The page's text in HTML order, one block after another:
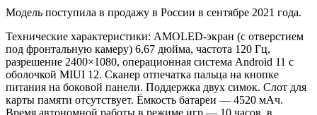
Модель поступила в продажу в России в сентябре 2021 года.
Технические характеристики: AMOLED-экран (с отверстием
под фронтальную камеру) 6,67 дюйма, частота 120 Гц,
разрешение 2400×1080, операционная система Android 11 с
оболочкой MIUI 12. Сканер отпечатка пальца на кнопке
питания на боковой панели. Поддержка двух симок. Слот для
карты памяти отсутствует. Ёмкость батареи — 4520 мАч.
Время автономной работы в режиме игр — 10 часов, в